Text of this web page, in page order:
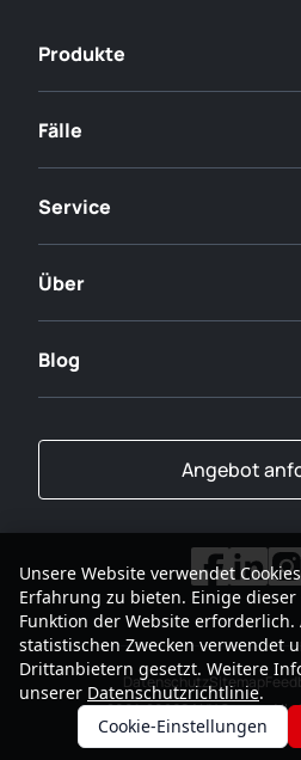
Produkte
Fälle
Service
Über
Blog
Angebot
2001-2026SANY Gruppe
DatenschutzSitemap
Unsere Website verwendet
Erfahrung zu bieten. Einige
Funktion der Website erforderlich.
statistischen Zwecken verwendet
Drittanbietern gesetzt. Weitere
unserer Datenschutzrichtlinie.
Cookie-Einstellungen